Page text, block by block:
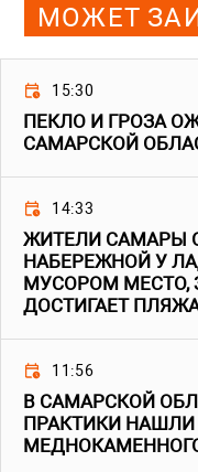
МОЖЕТ
15:30
ПЕКЛО И ГРОЗА
САМАРСКОЙ
14:33
ЖИТЕЛИ САМАРЫ
НАБЕРЕЖНОЙ У
МУСОРОМ МЕСТО,
ДОСТИГАЕТ
11:56
В САМАРСКОЙ
ПРАКТИКИ